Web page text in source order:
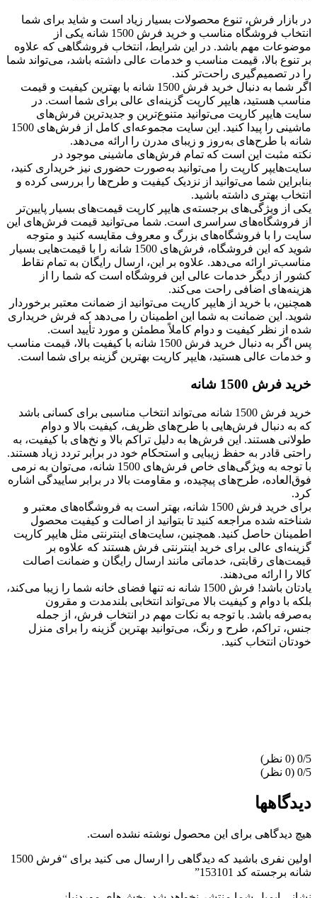
در بازار فرش، تنوع محصولات بسیار زیاد است و شاید برای شما
انتخاب فروشگاه مناسب و خرید فرش 1500 شانه یکی از
موضوعات مهم باشد. در این شرایط، انتخاب فروشگاهی که علاوه
بر تنوع بالا، قیمت مناسب و خدمات عالی داشته باشد، می‌تواند شما
را در تصمیم‌گیری راحت‌تر کند.
اگر شما به دنبال خرید فرش 1500 شانه با بهترین کیفیت و قیمت
مناسب هستید، هایپر کارپت گزینه‌ای عالی برای شما است. در
سایت هایپر کارپت می‌توانید متنوع‌ترین و جدیدترین فرش‌های
ماشینی را پیدا کنید. این سایت مجموعه‌ای کامل از فرش‌های 1500
شانه با طرح‌های به‌روز و زیبای مدرن را ارائه می‌دهد.
نکته مثبت این است که تمام فرش‌های ماشینی موجود در
سایت‌هایپر کارپت را می‌توانید به‌صورت حضوری نیز خریداری کنید،
بنابراین شما می‌توانید از نزدیک کیفیت و طرح‌ها را بررسی کرده و
انتخاب بهتری داشته باشید.
یکی از ویژگی‌های برجسته‌ی هایپر کارپت قیمت‌های بسیار پایین‌تر
از فروشگاه‌های سراسری است. شما می‌توانید قیمت فرش‌های این
سایت را با فروشگاه‌های بزرگ و معروف مقایسه کنید و متوجه
شوید که این فروشگاه، فرش‌های 1500 شانه را با قیمت‌هایی بسیار
مناسب‌تر ارائه می‌دهد. علاوه بر این، ارسال رایگان به تمام نقاط
کشور از دیگر خدمات عالی این فروشگاه است که شما را از
هزینه‌های اضافی راحت می‌کند.
همچنین، با خرید از هایپر کارپت می‌توانید از ضمانت معتبر برخوردار
شوید. این ضمانت به شما این اطمینان را می‌دهد که فرش خریداری
شده از نظر کیفیت و دوام کاملاً مطمئن و مورد تأیید است.
پس اگر به دنبال خرید فرش 1500 شانه با کیفیت بالا، قیمت مناسب
و خدمات عالی هستید، هایپر کارپت بهترین گزینه برای شما است.
خرید فرش 1500 شانه
خرید فرش 1500 شانه می‌تواند انتخاب مناسبی برای کسانی باشد
که به دنبال فرش‌هایی با طرح‌های ظریف، کیفیت بالا و دوام
طولانی هستند. این فرش‌ها به دلیل تراکم بالا و نخ‌های با کیفیت، به
راحتی قادر به حفظ زیبایی و استحکام خود در برابر تردد زیاد هستند.
با توجه به ویژگی‌های خاص فرش‌های 1500 شانه، می‌توان به نرمی
فوق‌العاده، طرح‌های پیچیده، و مقاومت بالا در برابر ساییدگی اشاره
کرد.
برای خرید فرش 1500 شانه، بهتر است به فروشگاه‌های معتبر و
شناخته شده مراجعه کنید تا بتوانید از اصالت و کیفیت محصول
اطمینان حاصل کنید. همچنین، سایت‌های اینترنتی مثل هایپر کارپت
گزینه‌ای عالی برای خرید اینترنتی فرش هستند که علاوه بر
قیمت‌های رقابتی، خدماتی مانند ارسال رایگان و ضمانت اصالت
کالا را ارائه می‌دهند.
یادتان باشد! فرش 1500 شانه نه تنها فضای خانه شما را زیبا می‌کند،
بلکه با دوام و کیفیت بالا می‌تواند انتخابی بلندمدت و مقرون
به‌صرفه باشد. با توجه به نکات مهم در انتخاب فرش، از جمله
جنس، تراکم، طرح و رنگ، می‌توانید بهترین گزینه را برای منزل
خودتان انتخاب کنید.
‫0/5
‫0/5
دیدگاهها
هیچ دیدگاهی برای این محصول نوشته نشده است.
اولین نفری باشید که دیدگاهی را ارسال می کنید برای “فرش 1500
شانه برجسته کد 153101”